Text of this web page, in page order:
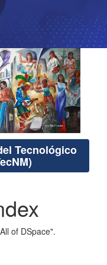
Tecnológico
of DSpace".